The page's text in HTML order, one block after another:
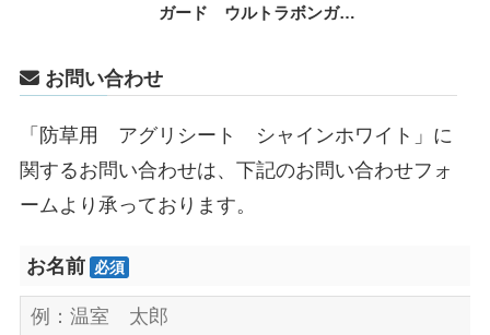
ガード ウルトラボンガー
お問い合わせ
「防草用 アグリシート シャインホワイト」に
関するお問い合わせは、下記のお問い合わせフォ
ームより承っております。
お名前 必須